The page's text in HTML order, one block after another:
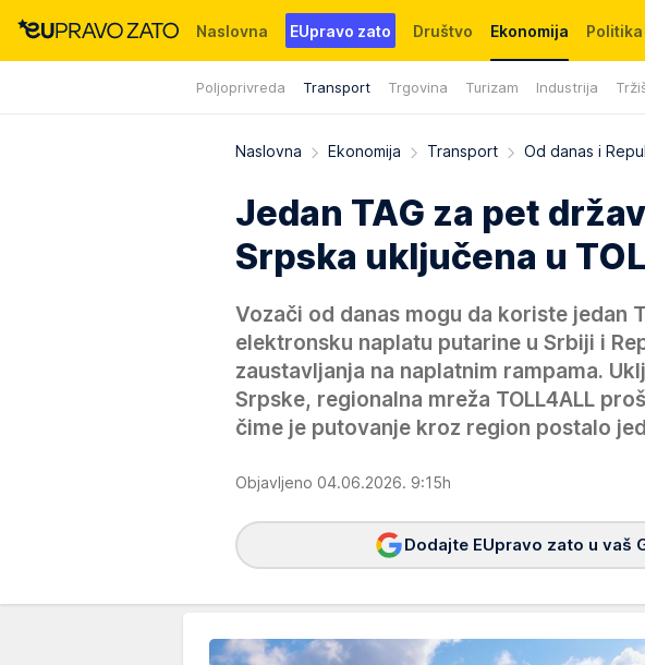
Naslovna EUpravo zato Društvo Ekonomija
Poljoprivreda Transport Trgovina Turizam Industrija
Događaji News WMG fondacija
Naslovna Ekonomija Transport Od danas i
Jedan TAG za pet
Srpska uključena u
Vozači od danas mogu da koriste jedan
elektronsku naplatu putarine u Srbiji i
zaustavljanja na naplatnim rampama.
Srpske, regionalna mreža TOLL4ALL
čime je putovanje kroz region postalo
Objavljeno 04.06.2026. 9:15h
Dodajte EUpravo zato u vaš